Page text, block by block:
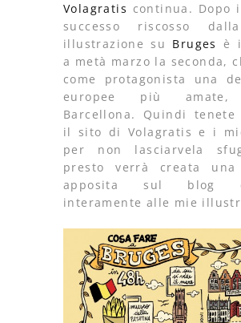
Volagratis continua. Dopo
successo riscosso
illustrazione su Bruges
è
a metà marzo la seconda,
come protagonista una
europee più amate,
Barcellona. Quindi tenete
il sito di Volagratis e i
per non lasciarvela
presto verrà creata una
apposita sul blog
interamente alle mie